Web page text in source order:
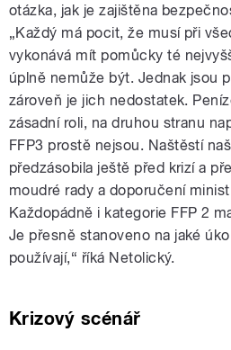
otázka, jak je zajištěna
„Každý má pocit, že musí při
vykonává mít pomůcky té
úplně nemůže být. Jednak jsou
zároveň je jich nedostatek.
zásadní roli, na druhou stranu
FFP3 prostě nejsou. Naštěstí
předzásobila ještě před krizí a
moudré rady a doporučení
Každopádně i kategorie FFP 2
Je přesně stanoveno na jaké
používají,“ říká Netolický.
Krizový scénář